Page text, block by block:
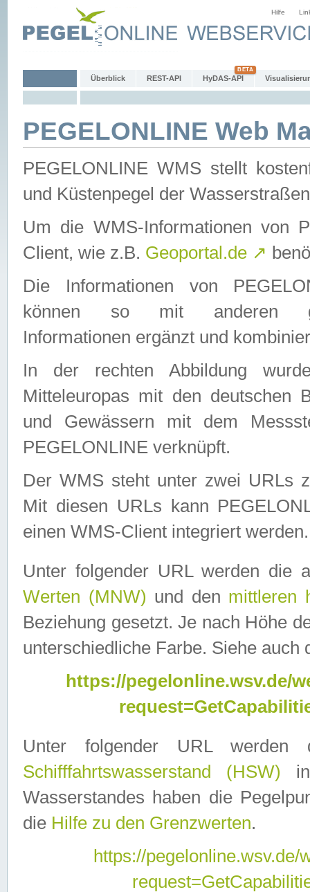
Hilfe
Überblick REST-API HyDAS-API
PEGELONLINE Web
PEGELONLINE WMS stellt
und Küstenpegel der
Um die WMS-Informationen von
Client, wie z.B. Geoportal.de ↗
Die Informationen von
können so mit anderen
Informationen ergänzt und
In der rechten Abbildung
Mitteleuropas mit den deutschen
und Gewässern mit dem
PEGELONLINE verknüpft.
Der WMS steht unter zwei URLs
Mit diesen URLs kann
einen WMS-Client integriert werden.
Unter folgender URL werden die
Werten (MNW) und den mittleren
Beziehung gesetzt. Je nach Höhe
unterschiedliche Farbe. Siehe auch
https://pegelonline.wsv.de/
Unter folgender URL
Schifffahrtswasserstand (HSW)
Wasserstandes haben die
die Hilfe zu den Grenzwerten.
https://